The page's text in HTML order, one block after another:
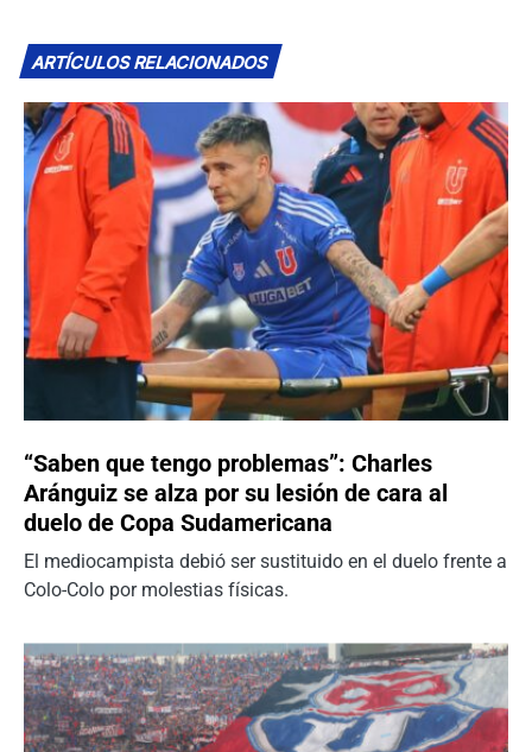
ARTÍCULOS RELACIONADOS
“Saben que tengo problemas”: Charles
Aránguiz se alza por su lesión de cara al
duelo de Copa Sudamericana
El mediocampista debió ser sustituido en el duelo frente a
Colo-Colo por molestias físicas.